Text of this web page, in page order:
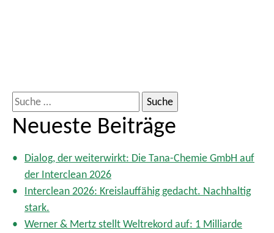
S
u
cNeueste Beiträge
Dialog, der weiterwirkt: Die Tana-Chemie GmbH auf
der Interclean 2026
Interclean 2026: Kreislauffähig gedacht. Nachhaltig
stark.
Werner & Mertz stellt Weltrekord auf: 1 Milliarde